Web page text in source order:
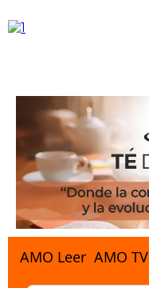
AMO Leer AMO TV